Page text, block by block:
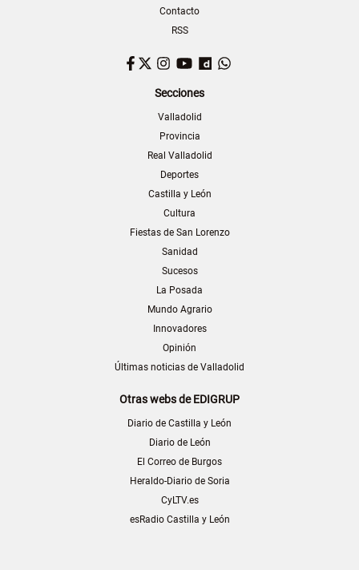
Contacto
RSS
Facebook
TwitterInstagram
YouTubeDailymotion
Secciones
Valladolid
Provincia
Real Valladolid
Deportes
Castilla y León
Cultura
Fiestas de San Lorenzo
Sanidad
Sucesos
La Posada
Mundo Agrario
Innovadores
Opinión
Últimas noticias de Valladolid
Otras webs de EDIGRUP
Diario de Castilla y León
Diario de León
El Correo de Burgos
Heraldo-Diario de Soria
CyLTV.es
esRadio Castilla y León